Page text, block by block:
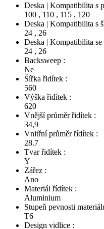
Deska | Kompatibilita s
100 , 110 , 115 , 120
Deska | Kompatibilita s
24 , 26
Deska | Kompatibilita
24 , 26
Backsweep :
Ne
Šířka řidítek :
560
Výška řidítek :
620
Vnější průměr řidítek :
34,9
Vnitřní průměr řídítek :
28.7
Tvar řidítek :
Y
Zářez :
Ano
Materiál řídítek :
Aluminium
Stupeň pevnosti
T6
Design vidlice :